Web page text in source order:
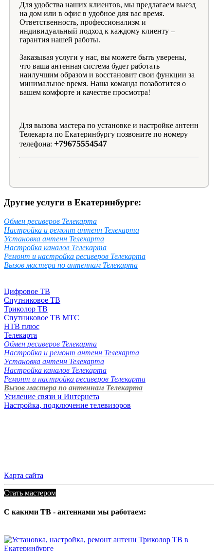
Для удобства наших клиентов, мы предлагаем выезд
на дом или в офис в удобное для вас время.
Ответственность, профессионализм и
индивидуальный подход к каждому клиенту –
гарантия нашей работы.
Заказывая услуги у нас, вы можете быть уверены,
что ваша антенная система будет работать
наилучшим образом и восстановит свои функции за
минимальное время. Наша команда позаботится о
вашем комфорте и качестве просмотра!
Для вызова мастера по установке и настройке антенн
Телекарта по Екатеринбургу позвоните по номеру
телефона: +79675554547
Другие услуги в Екатеринбурге:
Обмен ресиверов Телекарта
Настройка и ремонт антенн Телекарта
Установка антенн Телекарта
Настройка каналов Телекарта
Ремонт и настройка ресиверов Телекарта
Вызов мастера по антеннам Телекарта
Цифровое ТВ
Спутниковое ТВ
Триколор ТВ
Спутниковое ТВ МТС
НТВ плюс
Телекарта
Обмен ресиверов Телекарта
Настройка и ремонт антенн Телекарта
Установка антенн Телекарта
Настройка каналов Телекарта
Ремонт и настройка ресиверов Телекарта
Вызов мастера по антеннам Телекарта
Усиление связи и Интернета
Настройка, подключение телевизоров
Карта сайта
Стать мастером
С какими ТВ - антеннами мы работаем: